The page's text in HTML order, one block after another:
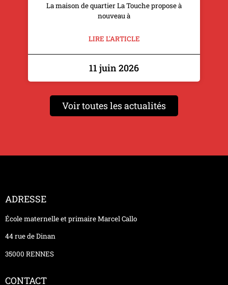
La maison de quartier La Touche propose à
nouveau à
LIRE L'ARTICLE
11 juin 2026
Voir toutes les actualités
ADRESSE
École maternelle et primaire Marcel Callo
44 rue de Dinan
35000 RENNES
CONTACT